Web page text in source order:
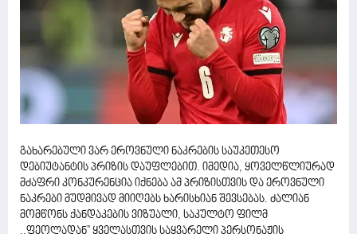
გახარებული ვარ ეროვნული ნაკრების საუკეთესო
დებიუტანტის პრიზის დაუფლებით. იმედია, ყოველწლიურად
მძაფრი კონკურენცია იქნება ამ პრიზისთვის და ეროვნული
ნაკრები მუდმივად მიიღებს ხარისხიან შევსებას. ძალიან
მომწონს ქანდაკების ვიზუალი, საკულტო ფილმ
,,ფეოლადან'' ყველასთვის საყვარელი პერსონაჟის